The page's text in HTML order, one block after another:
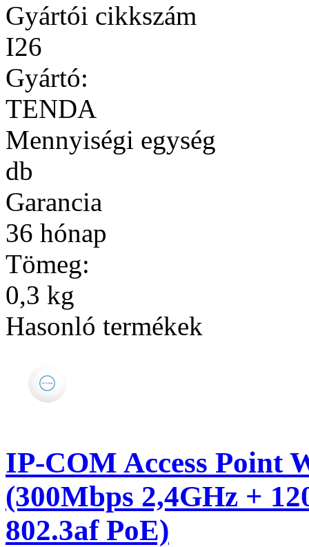
Gyártói cikkszám
I26
Gyártó:
TENDA
Mennyiségi egység
db
Garancia
36 hónap
Tömeg:
0,3 kg
Hasonló termékek
IP-COM Access Point
(300Mbps 2,4GHz +
802.3af PoE)